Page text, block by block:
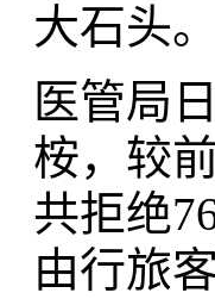
大石头。
医管局
桉，较
共拒绝
由行旅